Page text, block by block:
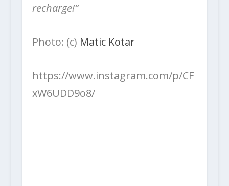
recharge!“
Photo: (c) Matic Kotar
https://www.instagram.com/p/CF
xW6UDD9o8/